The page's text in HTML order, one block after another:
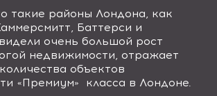
такие районы Лондона, как
Баттерси и
очень большой рост
недвижимости, отражает
объектов
«Премиум» класса в Лондоне.